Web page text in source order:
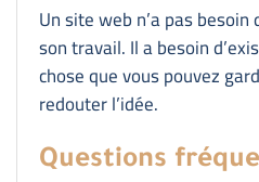
Un site web n’a pas
son travail. Il a besoin
chose que vous pouvez
redouter l’idée.
Questions